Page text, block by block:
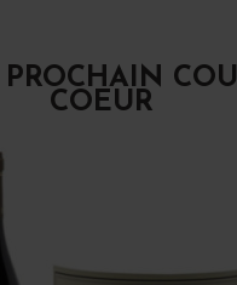
PROCHAIN
COEUR